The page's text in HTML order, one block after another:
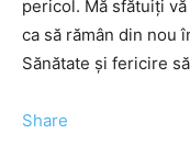
pericol. Mă sfătuiţi
ca să rămân din nou
Sănătate şi fericire
Share